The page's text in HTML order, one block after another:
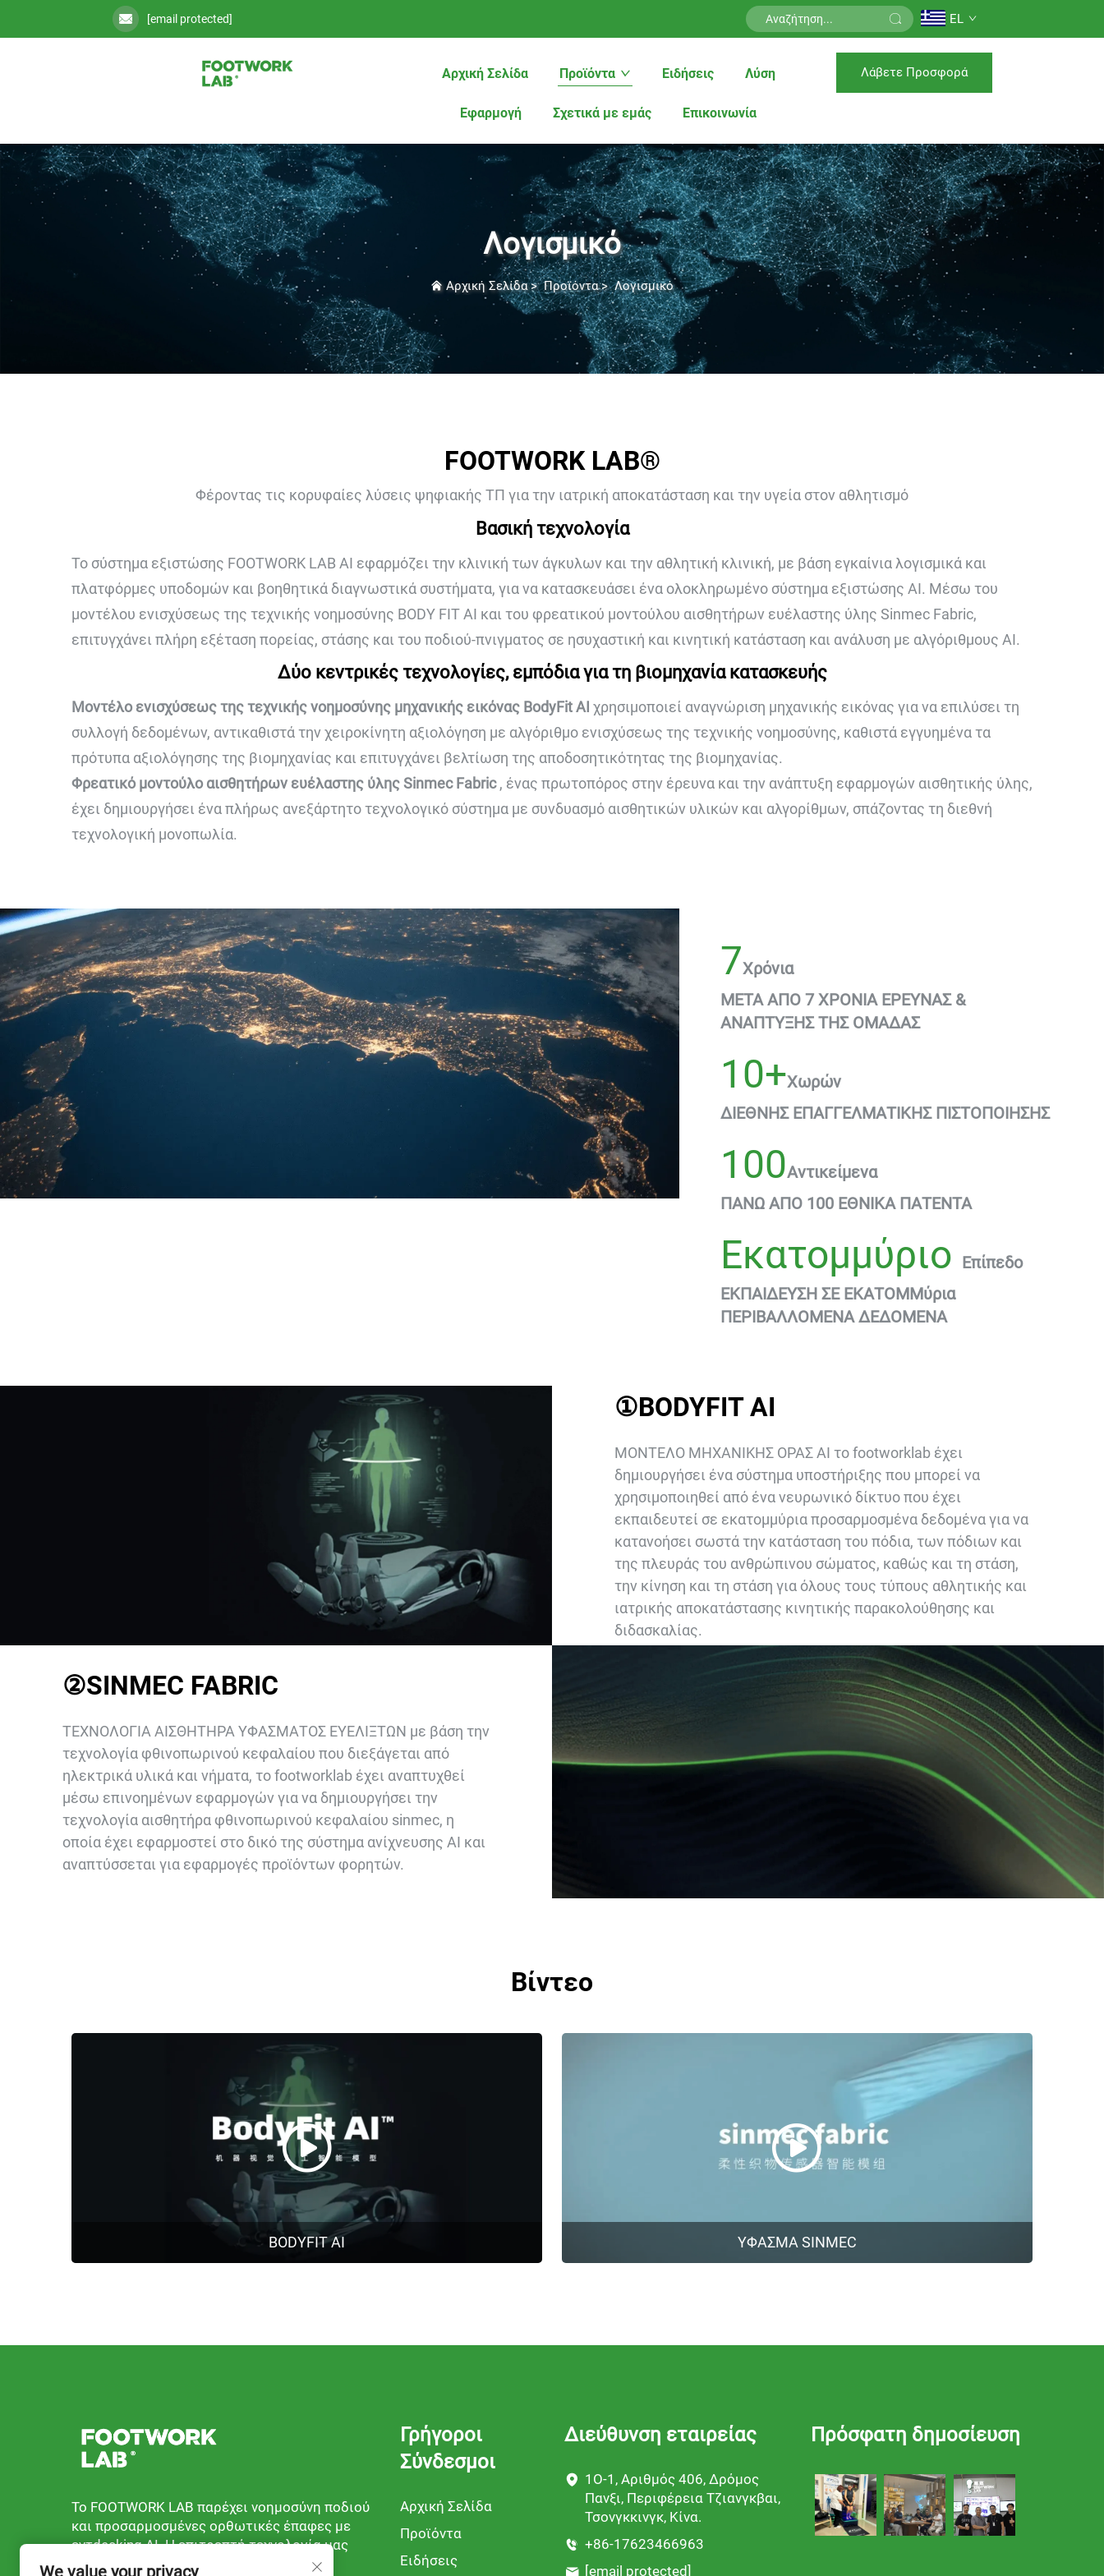
[email protected] EL
Αρχική Σελίδα Προϊόντα Ειδήσεις Λύση
Εφαρμογή Σχετικά με εμάς Επικοινωνία
Λάβετε Προσφορά
Λογισμικό
Αρχική Σελίδα>Προϊόντα>Λογισμικό
FOOTWORK LAB®
Φέροντας τις κορυφαίες λύσεις ψηφιακής ΤΠ για την ιατρική αποκατάσταση και την υγεία στον αθλητισμό
Βασική τεχνολογία
Το σύστημα εξιστώσης FOOTWORK LAB AI εφαρμόζει την κλινική των άγκυλων και την αθλητική κλινική, με βάση εγκαίνια λογισμικά και
πλατφόρμες υποδομών και βοηθητικά διαγνωστικά συστήματα, για να κατασκευάσει ένα ολοκληρωμένο σύστημα εξιστώσης AI. Μέσω του
μοντέλου ενισχύσεως της τεχνικής νοημοσύνης BODY FIT AI και του φρεατικού μοντούλου αισθητήρων ευέλαστης ύλης Sinmec Fabric,
επιτυγχάνει πλήρη εξέταση πορείας, στάσης και του ποδιού-πνιγματος σε ησυχαστική και κινητική κατάσταση και ανάλυση με αλγόριθμους AI.
Δύο κεντρικές τεχνολογίες, εμπόδια για τη βιομηχανία κατασκευής
Μοντέλο ενισχύσεως της τεχνικής νοημοσύνης μηχανικής εικόνας BodyFit AI χρησιμοποιεί αναγνώριση μηχανικής εικόνας για να επιλύσει τη
συλλογή δεδομένων, αντικαθιστά την χειροκίνητη αξιολόγηση με αλγόριθμο ενισχύσεως της τεχνικής νοημοσύνης, καθιστά εγγυημένα τα
πρότυπα αξιολόγησης της βιομηχανίας και επιτυγχάνει βελτίωση της αποδοσητικότητας της βιομηχανίας.
Φρεατικό μοντούλο αισθητήρων ευέλαστης ύλης Sinmec Fabric, ένας πρωτοπόρος στην έρευνα και την ανάπτυξη εφαρμογών αισθητικής ύλης,
έχει δημιουργήσει ένα πλήρως ανεξάρτητο τεχνολογικό σύστημα με συνδυασμό αισθητικών υλικών και αλγορίθμων, σπάζοντας τη διεθνή
τεχνολογική μονοπωλία.
7Χρόνια
ΜΕΤΑ ΑΠΟ 7 ΧΡΟΝΙΑ ΕΡΕΥΝΑΣ &
ΑΝΑΠΤΥΞΗΣ ΤΗΣ ΟΜΑΔΑΣ
10+Χωρών
ΔΙΕΘΝΗΣ ΕΠΑΓΓΕΛΜΑΤΙΚΗΣ ΠΙΣΤΟΠΟΙΗΣΗΣ
100Αντικείμενα
ΠΑΝΩ ΑΠΟ 100 ΕΘΝΙΚΑ ΠΑΤΕΝΤΑ
Εκατομμύριο Επίπεδο
ΕΚΠΑΙΔΕΥΣΗ ΣΕ ΕΚΑΤΟΜΜύρια
ΠΕΡΙΒΑΛΛΟΜΕΝΑ ΔΕΔΟΜΕΝΑ
①BODYFIT AI
ΜΟΝΤΕΛΟ ΜΗΧΑΝΙΚΗΣ ΟΡΑΣ AI το footworklab έχει
δημιουργήσει ένα σύστημα υποστήριξης που μπορεί να
χρησιμοποιηθεί από ένα νευρωνικό δίκτυο που έχει
εκπαιδευτεί σε εκατομμύρια προσαρμοσμένα δεδομένα για να
κατανοήσει σωστά την κατάσταση του πόδια, των πόδιων και
της πλευράς του ανθρώπινου σώματος, καθώς και τη στάση,
την κίνηση και τη στάση για όλους τους τύπους αθλητικής και
ιατρικής αποκατάστασης κινητικής παρακολούθησης και
διδασκαλίας.
②SINMEC FABRIC
ΤΕΧΝΟΛΟΓΙΑ ΑΙΣΘΗΤΗΡΑ ΥΦΑΣΜΑΤΟΣ ΕΥΕΛΙΞΤΩΝ με βάση την
τεχνολογία φθινοπωρινού κεφαλαίου που διεξάγεται από
ηλεκτρικά υλικά και νήματα, το footworklab έχει αναπτυχθεί
μέσω επινοημένων εφαρμογών για να δημιουργήσει την
τεχνολογία αισθητήρα φθινοπωρινού κεφαλαίου sinmec, η
οποία έχει εφαρμοστεί στο δικό της σύστημα ανίχνευσης AI και
αναπτύσσεται για εφαρμογές προϊόντων φορητών.
Βίντεο
BODYFIT AI ΥΦΑΣΜΑ SINMEC
Το FOOTWORK LAB παρέχει νοημοσύνη ποδιού
και προσαρμοσμένες ορθωτικές έπαφες με
εντdecking AI. Η επιτρεπτή τεχνολογία μας
προσφέρει ακριβές, μετρική λύση για
Γρήγοροι
Σύνδεσμοι
Αρχική Σελίδα
Προϊόντα
Ειδήσεις
Διεύθυνση εταιρείας
1Ο-1, Αριθμός 406, Δρόμος
Πανξι, Περιφέρεια Τζιανγκβαι,
Τσονγκκινγκ, Κίνα.
+86-17623466963
[email protected]
Πρόσφατη δημοσίευση
We value your privacy